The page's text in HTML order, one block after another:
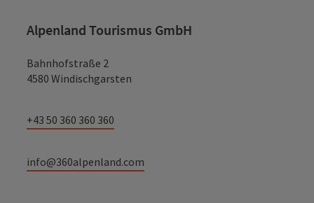
Alpenland Tourismus GmbH
Bahnhofstraße 2
4580 Windischgarsten
+43 50 360 360 360
info@360alpenland.com